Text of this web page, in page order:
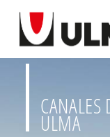
CANALES
ULMA